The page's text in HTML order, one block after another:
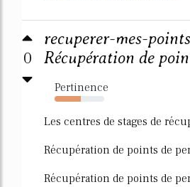
0
recuperer-mes-
Récupération de
Pertinence
53%
Les centres de stages de
Récupération de points de
Récupération de points de